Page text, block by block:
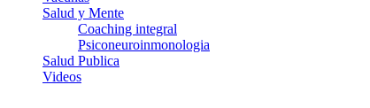
Salud y Mente
Coaching integral
Psiconeuroinmonologia
Salud Publica
Videos